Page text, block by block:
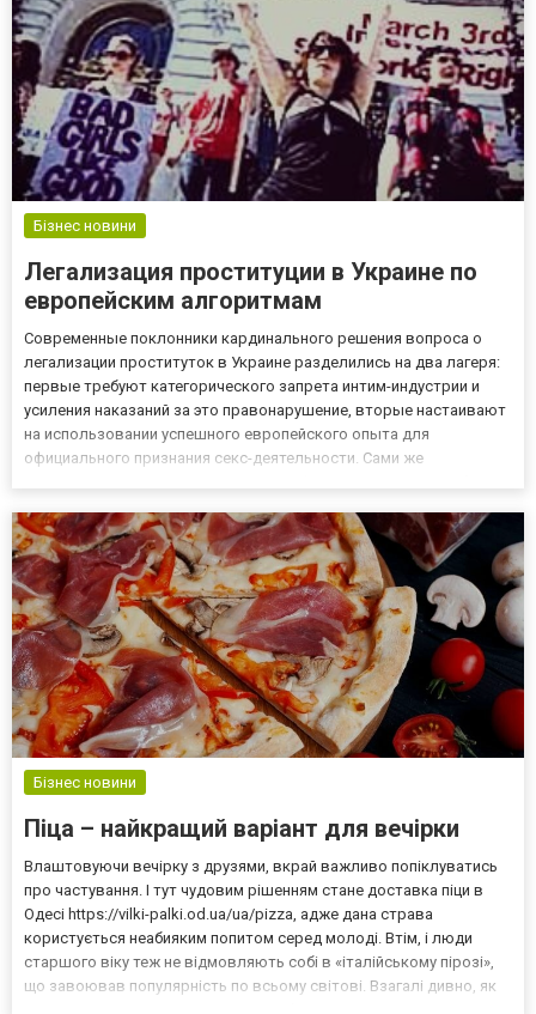
Бізнес новини
Легализация проституции в Украине по
европейским алгоритмам
Современные поклонники кардинального решения вопроса о
легализации проституток в Украине разделились на два лагеря:
первые требуют категорического запрета интим-индустрии и
усиления наказаний за это правонарушение, вторые настаивают
на использовании успешного европейского опыта для
официального признания секс-деятельности. Сами же
свободно – например...
Бізнес новини
Піца – найкращий варіант для вечірки
Влаштовуючи вечірку з друзями, вкрай важливо попіклуватись
про частування. І тут чудовим рішенням стане доставка піци в
Одесі https://vilki-palki.od.ua/ua/pizza, адже дана страва
користується неабияким попитом серед молоді. Втім, і люди
старшого віку теж не відмовляють собі в «італійському пірозі»,
що завоював популярність по всьому світові. Взагалі дивно, як